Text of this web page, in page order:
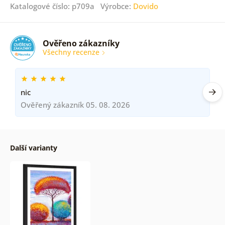
Katalogové číslo: p709a Výrobce: Dovido
Ověřeno zákazníky
Všechny recenze
nic
Ověřený zákazník 05. 08. 2026
Další varianty